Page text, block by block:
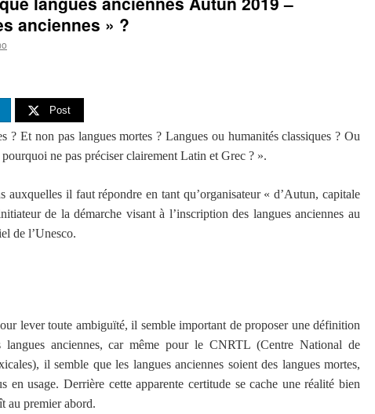
anciennes » ?
Post
? Et non pas langues mortes ? Langues ou humanités classiques ? Ou
ne pas préciser clairement Latin et Grec ? ».
auxquelles il faut répondre en tant qu’organisateur « d’Autun, capitale
de la démarche visant à l’inscription des langues anciennes au
de l’Unesco.
lever toute ambiguïté, il semble important de proposer une définition
anciennes, car même pour le CNRTL (Centre National de
il semble que les langues anciennes soient des langues mortes,
en usage. Derrière cette apparente certitude se cache une réalité bien
au premier abord.